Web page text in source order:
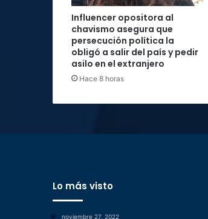
Influencer opositora al
chavismo asegura que
persecución política la
obligó a salir del país y pedir
asilo en el extranjero
Hace 8 horas
Lo más visto
noviembre 27, 2022